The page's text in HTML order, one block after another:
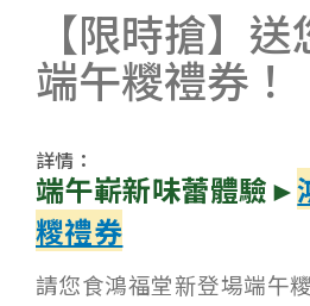
【限時搶】
端午糭禮券！
詳情：
端午嶄新味蕾體驗►
糭禮券
請您食鴻福堂新登場端午